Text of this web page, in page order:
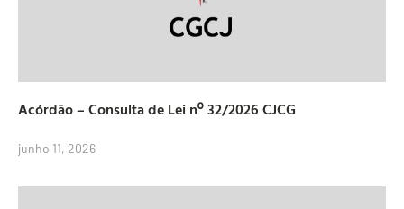
Acórdão – Consulta de Lei nº 32/2026 CJCG
junho 11, 2026